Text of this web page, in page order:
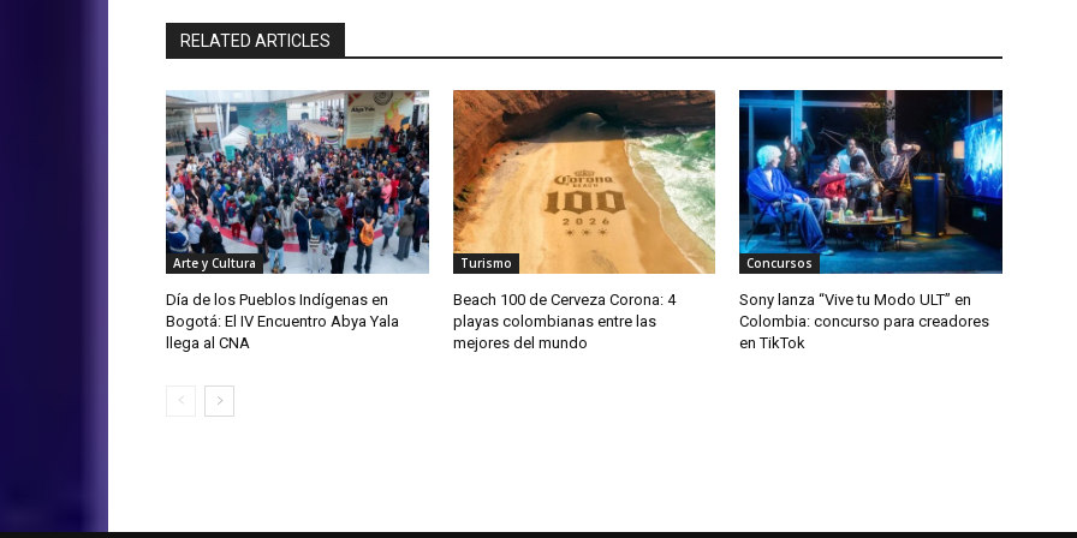
RELATED ARTICLES
Arte y Cultura
Día de los Pueblos Indígenas en
Bogotá: El IV Encuentro Abya Yala
llega al CNA
Turismo
Beach 100 de Cerveza Corona: 4
playas colombianas entre las
mejores del mundo
Concursos
Sony lanza “Vive tu Modo ULT” en
Colombia: concurso para creadores
en TikTok